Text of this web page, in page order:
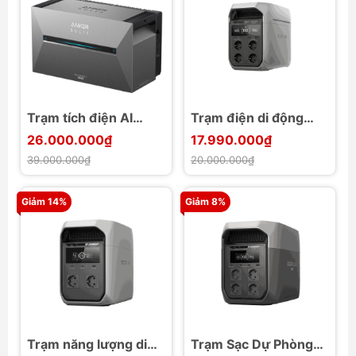
Trạm tích điện AI
Anker SOLIX
Solarbank 3 E2700
Pro cho gia đình
26.000.000₫
39.000.000₫
Trạm điện di động
EcoFlow DELTA 3 Plus
1024Wh 1800W
3600W max
17.990.000₫
20.000.000₫
Giảm 14%
Trạm năng lượng di
Giảm 8%
Trạm Sạc Dự Phòng